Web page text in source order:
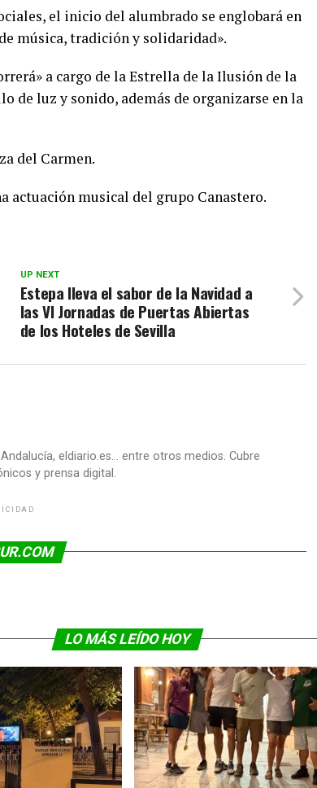
el inicio del alumbrado se englobará en
música, tradición y solidaridad».
a cargo de la Estrella de la Ilusión de la
de luz y sonido, además de organizarse en la
del Carmen.
actuación musical del grupo Canastero.
UP NEXT
Estepa lleva el sabor de la Navidad a
las VI Jornadas de Puertas Abiertas
de los Hoteles de Sevilla
eldiario.es... entre otros medios. Cubre
y prensa digital.
LO MÁS LEÍDO HOY